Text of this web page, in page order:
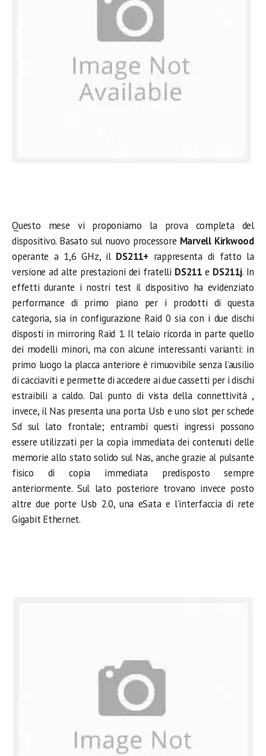
Questo mese vi proponiamo la prova completa del
dispositivo. Basato sul nuovo processore Marvell Kirkwood
operante a 1,6 GHz, ilDS211+ rappresenta di fatto la
versione ad alte prestazioni dei fratelli DS211e DS211j. In
effetti durante i nostri test il dispositivo ha evidenziato
performance di primo piano per i prodotti di questa
categoria, sia in configurazione Raid 0 sia con i due dischi
disposti in mirroring Raid 1. Il telaio ricorda in parte quello
dei modelli minori, ma con alcune interessanti varianti: in
primo luogo la placca anteriore è rimuovibile senza l’ausilio
di cacciaviti e permette di accedere ai due cassetti per i dischi
estraibili a caldo. Dal punto di vista della connettività ,
invece, il Nas presenta una porta Usb e uno slot per schede
Sd sul lato frontale; entrambi questi ingressi possono
essere utilizzati per la copia immediata dei contenuti delle
memorie allo stato solido sul Nas, anche grazie al pulsante
fisico di copia immediata predisposto sempre
anteriormente. Sul lato posteriore trovano invece posto
altre due porte Usb 2.0, una eSata e l’interfaccia di rete
Gigabit Ethernet.